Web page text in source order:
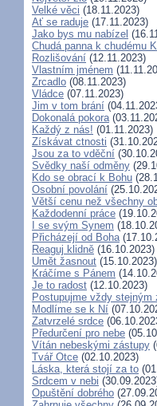
Velké věci (18.11.2023)
Ať se raduje (17.11.2023)
Jako bys mu nabízel
Chudá panna k chudému
Rozlišování (12.11.2023)
Vlastním jménem
Zrcadlo (08.11.2023)
Vládce (07.11.2023)
Jim v tom brání
Dokonalá pokora
Každý z nás! (01.11.2023)
Získávat ctnosti
Jsou za to vděční
Svědky naší odměny
Kdo se obrací k Bohu
Osobní povolání
Větší cenu než všechny
Každodenní práce
I se svým Synem
Přicházejí od Boha
Reaguj klidně (16.10.2023)
Umět žasnout (15.10.2023)
Kráčíme s Pánem
Je to radost (12.10.2023)
Postupujme vždy stejným
Modlíme se k Ní
Zatvrzelé srdce
Předurčení pro nebe
Vítán nebeskými zástupy
Tvář Otce (02.10.2023)
Láska, která stojí za to
Srdcem v nebi
Opuštění dobrého